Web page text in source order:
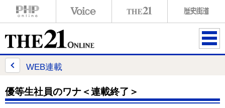
ME
WEB連載
優等生社員のワナ＜連載終了＞